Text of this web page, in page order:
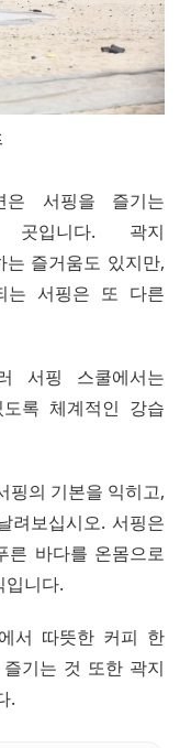
서핑을 즐기는
입니다. 곽지
즐거움도 있지만,
는 서핑은 또 다른
서핑 스쿨에서는
록 체계적인 강습
핑의 기본을 익히고,
려보십시오. 서핑은
른 바다를 온몸으로
입니다.
서 따뜻한 커피 한
기는 것 또한 곽지
.